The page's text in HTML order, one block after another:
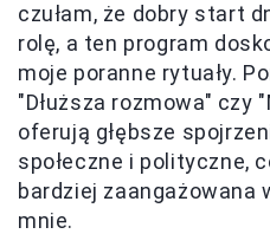
czułam, że dobry start
rolę, a ten program
moje poranne rytuały.
"Dłuższa rozmowa" czy
oferują głębsze
społeczne i polityczne,
bardziej zaangażowana
mnie.